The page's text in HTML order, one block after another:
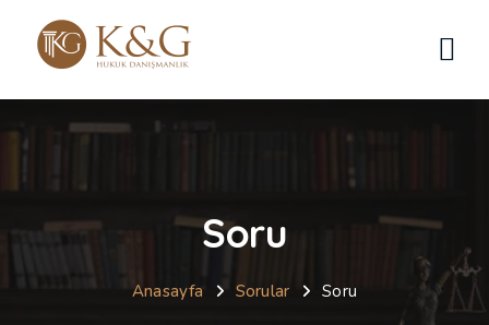
Soru
Anasayfa Sorular Soru